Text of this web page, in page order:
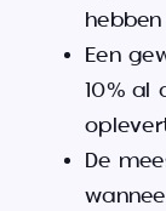
Een
10% al
De